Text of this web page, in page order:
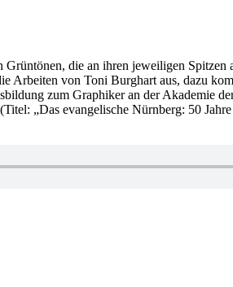
die an ihren jeweiligen Spitzen
Arbeiten von Toni Burghart aus, dazu
zum Graphiker an der Akademie
„Das evangelische Nürnberg: 50